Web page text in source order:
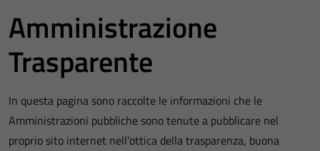
Amministrazione
Trasparente
In questa pagina sono raccolte le informazioni che le
Amministrazioni pubbliche sono tenute a pubblicare nel
proprio sito internet nell’ottica della trasparenza, buona